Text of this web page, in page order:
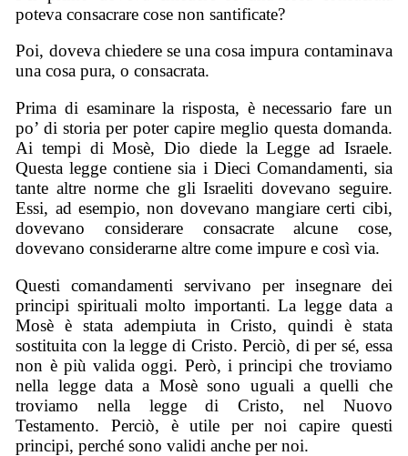
poteva consacrare cose non santificate?
Poi, doveva chiedere se una cosa impura contaminava
una cosa pura, o consacrata.
Prima di esaminare la risposta, è necessario fare un
po’ di storia per poter capire meglio questa domanda.
Ai tempi di Mosè, Dio diede la Legge ad Israele.
Questa legge contiene sia i Dieci Comandamenti, sia
tante altre norme che gli Israeliti dovevano seguire.
Essi, ad esempio, non dovevano mangiare certi cibi,
dovevano considerare consacrate alcune cose,
dovevano considerarne altre come impure e così via.
Questi comandamenti servivano per insegnare dei
principi spirituali molto importanti. La legge data a
Mosè è stata adempiuta in Cristo, quindi è stata
sostituita con la legge di Cristo. Perciò, di per sé, essa
non è più valida oggi. Però, i principi che troviamo
nella legge data a Mosè sono uguali a quelli che
troviamo nella legge di Cristo, nel Nuovo
Testamento. Perciò, è utile per noi capire questi
principi, perché sono validi anche per noi.